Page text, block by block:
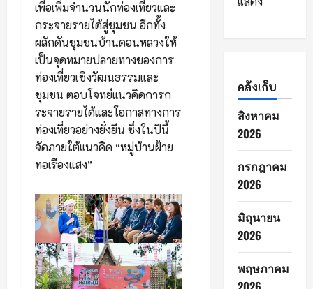
เพื่อเพิ่มจำนวนนักท่องเที่ยวและ
กระจายรายได้สู่ชุมชน อีกทั้ง
ผลักดันชุมชนบ้านดอนหลวงให้
เป็นจุดหมายปลายทางของการ
ท่องเที่ยวเชิงวัฒนธรรมและ
ชุมชน ตอบโจทย์แนวคิดการก
ระจายรายได้และโอกาสทางการ
ท่องเที่ยวอย่างยั่งยืน ซึ่งในปีนี้
จัดภายใต้แนวคิด “หมู่บ้านฝ้าย
ทอเรืองแสง”
คลังเก็บ
สิงหาคม
2026
กรกฎาคม
2026
มิถุนายน
2026
พฤษภาคม